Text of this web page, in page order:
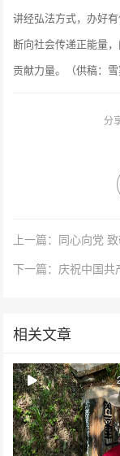
讲经弘法方式，办好
断向社会传递正能量
贡献力量。（供稿：
分
相关文章